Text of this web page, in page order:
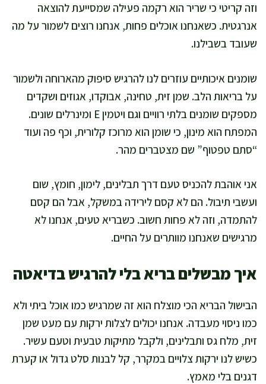
וזה קריטי כי שריר הוא רקמה פעילה שמסייעת להוצאה
אנרגטית. כשאנחנו אוכלים פחות, אנחנו רוצים לשמור על מה
שעובד בשבילנו.
שומנים איכותיים עוזרים לנו להרגיש סיפוק מהארוחה ולשמור
על בריאות הלב. שמן זית, טחינה, אבוקדו, אגוזים ושקדים
מספקים שומנים בלתי רוויים וגם ויטמין E ומינרלים שונים.
המפתח הוא מינון, כי שומן הוא מרוכז קלורית, וכף פה ועוד
“סתם טפטוף” שם מצטברים מהר.
אני אוהבת להכניס טעם דרך תבלינים, לימון, חומץ, שום
ועשבי תיבול. הם לא קסם לירידה במשקל, אבל הם קסם
להתמדה, וזה לא פחות חשוב. כשבריא טעים, אנחנו לא
מרגישים שאנחנו מוותרים על החיים.
איך מבשלים בריא בלי להרגיש בדיאטה
הבישול הבריא הכי מוצלח הוא זה שמרגיש כמו אוכל ביתי ולא
כמו ניסוי מעבדה. אנחנו יכולים לצלות ירקות עם מעט שמן
זית, מלח גס ותבלינים, ולקבל מתיקות טבעית וטעם עשיר.
כשיש לנו ירקות צלויים במקרר, קל לבנות סלט גדול או קערת
דגנים בלי מאמץ.